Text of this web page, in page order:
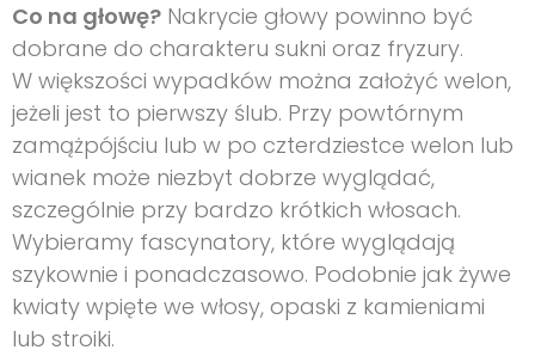
Co na głowę? Nakrycie głowy powinno być
dobrane do charakteru sukni oraz fryzury.
W większości wypadków można założyć welon,
jeżeli jest to pierwszy ślub. Przy powtórnym
zamążpójściu lub w po czterdziestce welon lub
wianek może niezbyt dobrze wyglądać,
szczególnie przy bardzo krótkich włosach.
Wybieramy fascynatory, które wyglądają
szykownie i ponadczasowo. Podobnie jak żywe
kwiaty wpięte we włosy, opaski z kamieniami
lub stroiki.